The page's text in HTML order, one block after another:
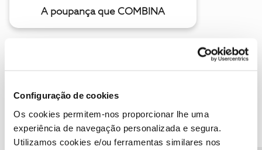
Configuração de cookies
Os cookies permitem-nos proporcionar lhe uma
experiência de navegação personalizada e segura.
Utilizamos cookies e/ou ferramentas similares nos
A poupança que COMBINA
Descubra as novidades de julho